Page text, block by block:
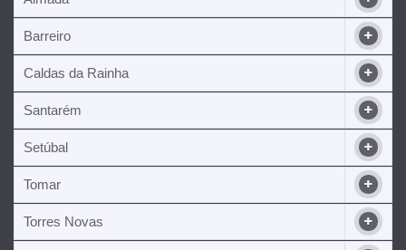
Barreiro
Caldas da Rainha
Santarém
Setúbal
Tomar
Torres Novas